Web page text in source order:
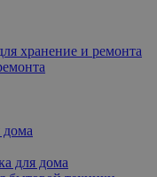
хранение и ремонта
дома
для дома